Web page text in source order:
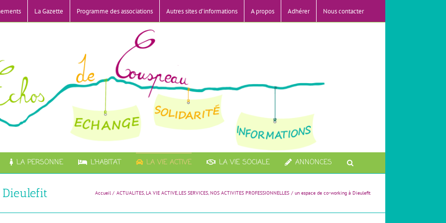
La Gazette Programme des associations Autres sites d’informations A propos Adhérer Nous contacter
LA PERSONNE L’HABITAT LA VIE ACTIVE LA VIE SOCIALE ANNONCES
Accueil ACTUALITES LA VIE ACTIVE LES SERVICES NOS ACTIVITES PROFESSIONNELLES un espace de co-working à Dieulefit